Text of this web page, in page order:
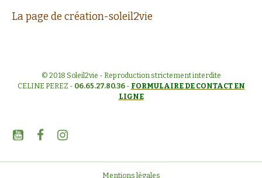
La page de création-soleil2vie
© 2018 Soleil2vie - Reproduction strictement interdite
CELINE PEREZ - 06.65.27.80.36- FORMULAIRE DE CONTACT EN
LIGNE
Mentions légales